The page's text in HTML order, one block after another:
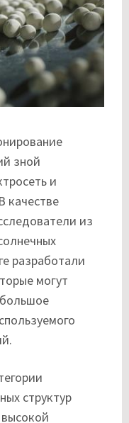
зной
и
качестве
из
разработали
могут
структур